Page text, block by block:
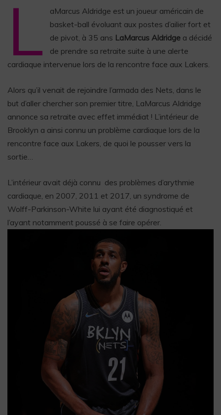
L
aMarcus Aldridge est un joueur américain de
basket-ball évoluant aux postes d’ailier fort et
de pivot, à 35 ans LaMarcus Aldridge a décidé
de prendre sa retraite suite à une alerte
cardiaque intervenue lors de la rencontre face aux Lakers.
Alors qu’il venait de rejoindre l’armada des Nets, dans le
but d’aller chercher son premier titre, LaMarcus Aldridge
annonce sa retraite avec effet immédiat ! L’intérieur de
Brooklyn a ainsi connu un problème cardiaque lors de la
rencontre face aux Lakers, de quoi le pousser vers la
sortie…
L’intérieur avait déjà connu des problèmes d’arythmie
cardiaque, en 2007, 2011 et 2017, un syndrome de
Wolff-Parkinson-White lui ayant été diagnostiqué et
l’ayant notamment poussé à se faire opérer.